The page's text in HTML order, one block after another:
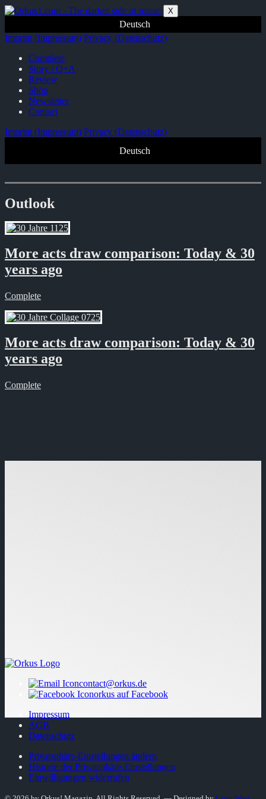
Zum
springen
X
Deutsch
Imprint (Impressum) Privacy (Datenschutz)
Complete
Story / Q+A
Review
Shop
Newsletter
Contact
Imprint (Impressum) Privacy (Datenschutz)
Deutsch
Outlook
More acts draw comparison: Today & 30
years ago
Complete
More acts draw comparison: Today & 30
years ago
Complete
contact@orkus.de
orkus auf Facebook
Impressum
AGB
Datenschutz
Privatsphäre-Einstellungen ändern
Historie der Privatsphäre-Einstellungen
Einwilligungen widerrufen